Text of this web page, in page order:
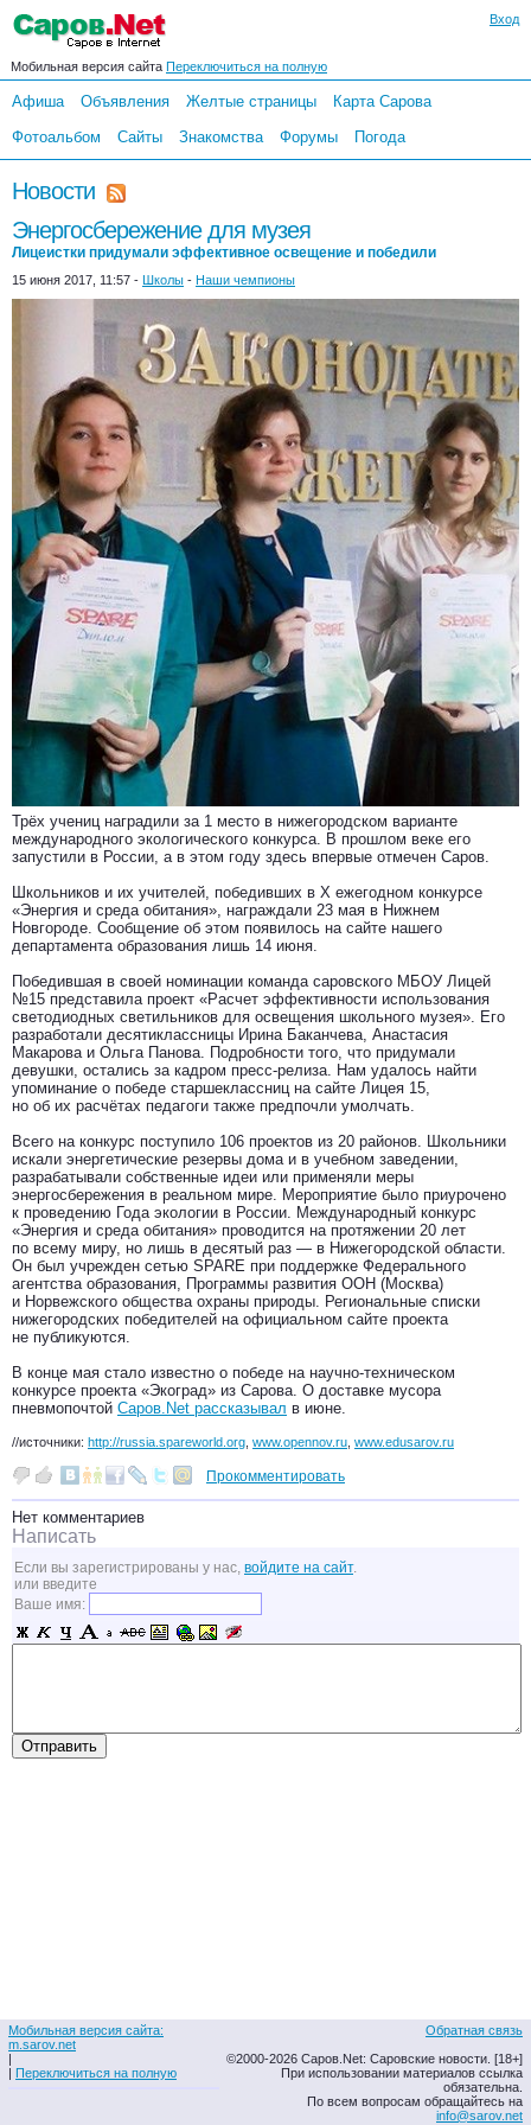
Вход
Мобильная версия сайта Переключиться на полную
Афиша Объявления Желтые страницы
Карта Сарова
Фотоальбом
Сайты Знакомства Форумы Погода
Новости
Энергосбережение для музея
Лицеистки придумали эффективное освещение и победили
15 июня 2017, 11:57 - Школы - Наши чемпионы
Трёх учениц наградили за 1 место в нижегородском варианте
международного экологического конкурса. В прошлом веке его
запустили в России, а в этом году здесь впервые отмечен Саров.
Школьников и их учителей, победивших в X ежегодном конкурсе
«Энергия и среда обитания», награждали 23 мая в Нижнем
Новгороде. Сообщение об этом появилось на сайте нашего
департамента образования лишь 14 июня.
Победившая в своей номинации команда саровского МБОУ Лицей
№15 представила проект «Расчет эффективности использования
светодиодных светильников для освещения школьного музея». Его
разработали десятиклассницы Ирина Баканчева, Анастасия
Макарова и Ольга Панова. Подробности того, что придумали
девушки, остались за кадром пресс-релиза. Нам удалось найти
упоминание о победе старшеклассниц на сайте Лицея 15,
но об их расчётах педагоги также предпочли умолчать.
Всего на конкурс поступило 106 проектов из 20 районов. Школьники
искали энергетические резервы дома и в учебном заведении,
разрабатывали собственные идеи или применяли меры
энергосбережения в реальном мире. Мероприятие было приурочено
к проведению Года экологии в России. Международный конкурс
«Энергия и среда обитания» проводится на протяжении 20 лет
по всему миру, но лишь в десятый раз — в Нижегородской области.
Он был учрежден сетью SPARE при поддержке Федерального
агентства образования, Программы развития ООН (Москва)
и Норвежского общества охраны природы. Региональные списки
нижегородских победителей на официальном сайте проекта
не публикуются.
В конце мая стало известно о победе на научно-техническом
конкурсе проекта «Экоград» из Сарова. О доставке мусора
пневмопочтой Саров.Net рассказывал в июне.
//источники: http://russia.spareworld.org www.opennov.ru www.edusarov.ru
Прокомментировать
Нет комментариев
Написать
Если вы зарегистрированы у нас, войдите на сайт.
или введите
Ваше имя:
Мобильная версия сайта:
m.sarov.net
|
| Переключиться на полную
Обратная связь
©2000-2026 Саров.Net: Саровские новости. [18+]
При использовании материалов ссылка
обязательна.
По всем вопросам обращайтесь на
info@sarov.net